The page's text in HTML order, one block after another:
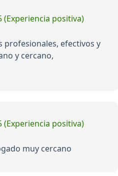
(Experiencia positiva)
profesionales, efectivos y
y cercano,
(Experiencia positiva)
muy cercano